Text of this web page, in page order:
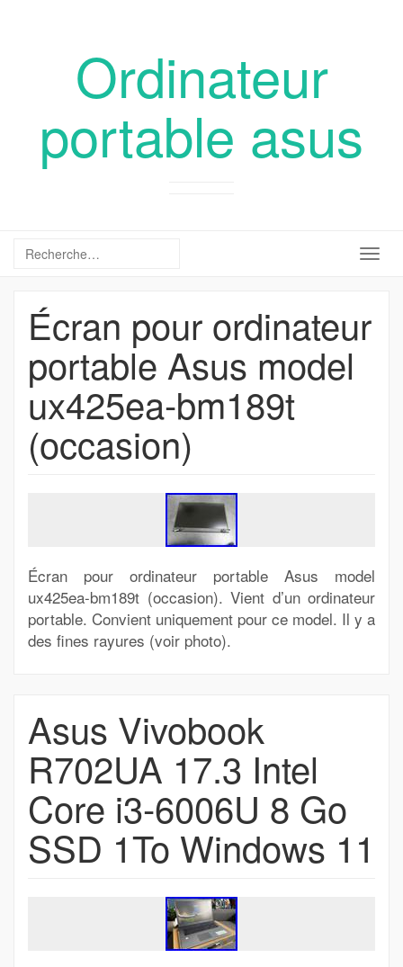
Ordinateur
portable asus
Écran pour ordinateur
portable Asus model
ux425ea-bm189t
(occasion)
Écran pour ordinateur portable Asus model
ux425ea-bm189t (occasion). Vient d’un ordinateur
portable. Convient uniquement pour ce model. Il y a
des fines rayures (voir photo).
Asus Vivobook
R702UA 17.3 Intel
Core i3-6006U 8 Go
SSD 1To Windows 11